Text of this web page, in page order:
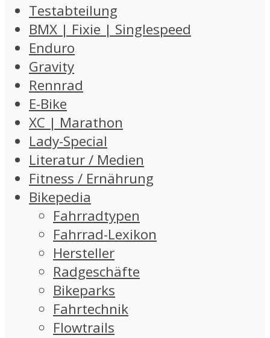
Testabteilung
BMX | Fixie | Singlespeed
Enduro
Gravity
Rennrad
E-Bike
XC | Marathon
Lady-Special
Literatur / Medien
Fitness / Ernährung
Bikepedia
Fahrradtypen
Fahrrad-Lexikon
Hersteller
Radgeschäfte
Bikeparks
Fahrtechnik
Flowtrails